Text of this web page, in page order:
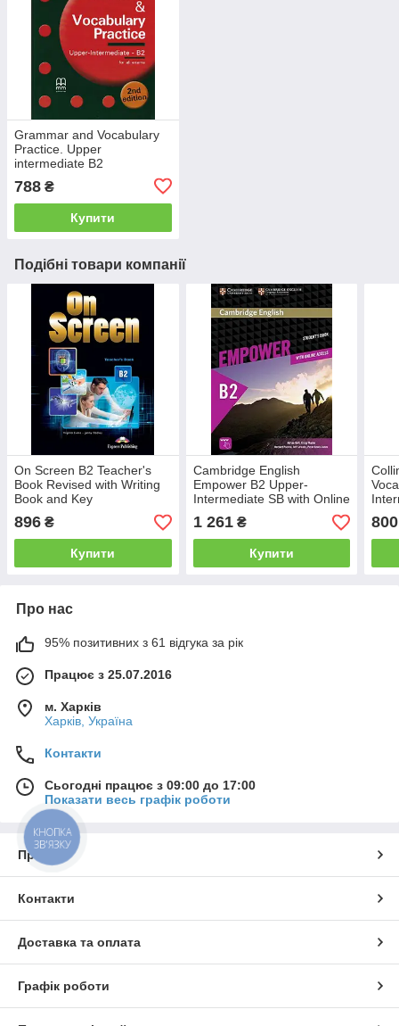
Grammar and Vocabulary
Practice. Upper
intermediate B2
788 ₴
Купити
Подібні товари компанії
On Screen B2 Teacher's
Book Revised with Writing
Book and Key
896 ₴
Купити
Cambridge English
Empower B2 Upper-
Intermediate SB with Online
Assessment and Practice,
and Online WB
1 261₴
Купити
800
Про нас
95% позитивних з 61 відгука за рік
Працює з 25.07.2016
м. Харків
Харків, Україна
Контакти
Сьогодні працює з 09:00 до 17:00
Показати весь графік роботи
Про нас
Контакти
Доставка та оплата
Графік роботи
КНОПКА
ЗВ'ЯЗКУ